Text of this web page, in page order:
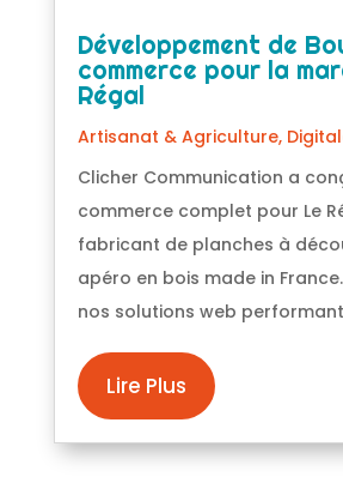
Développement de
commerce pour la
Régal
Artisanat & Agriculture,
Clicher Communication a
commerce complet pour Le
fabricant de planches à
apéro en bois made in
nos solutions web
Lire Plus